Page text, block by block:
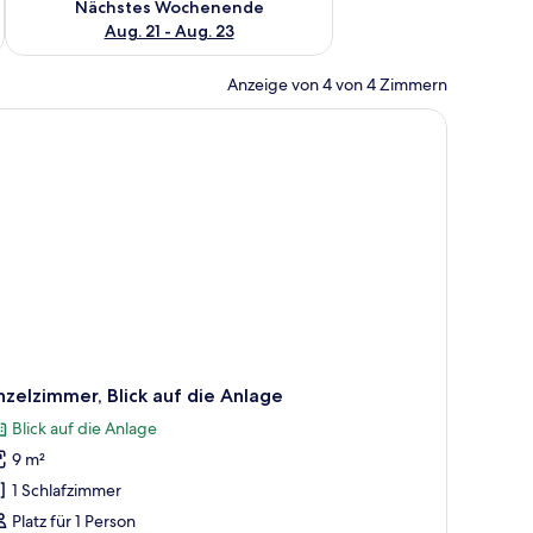
Nächstes Wochenende
Aug. 21 - Aug. 23
Anzeige von 4 von 4 Zimmern
Blick auf die Anlage
Blick auf die Anlage
9 m²
1 Schlafzimmer
Platz für 1 Person